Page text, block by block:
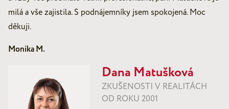
milá a vše zajistila. S podnájemníky jsem spokojená. Moc
děkuji.
Monika M.
Dana Matušková
ZKUŠENOSTI V REALITÁCH
OD ROKU 2001